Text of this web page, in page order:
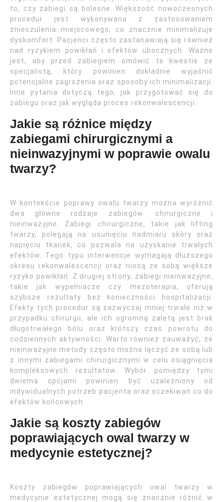
to, czy zabiegi są bolesne. Większość nowoczesnych
procedur jest wykonywana z zastosowaniem
znieczulenia miejscowego, co znacznie minimalizuje
dyskomfort. Pacjenci często zastanawiają się również
nad ryzykiem powikłań i efektów ubocznych. Ważne
jest, aby przed zabiegiem omówić te kwestie ze
specjalistą, który powinien dokładnie wyjaśnić
potencjalne zagrożenia oraz sposoby ich minimalizacji.
Inne pytania dotyczą tego, jak przygotować się do
zabiegu oraz jak wygląda proces rekonwalescencji.
Jakie są różnice między
zabiegami chirurgicznymi a
nieinwazyjnymi w poprawie owalu
twarzy?
W kontekście poprawy owalu twarzy można wyróżnić
dwa główne rodzaje zabiegów: chirurgiczne i
nieinwazyjne. Zabiegi chirurgiczne, takie jak lifting
twarzy, polegają na usunięciu nadmiaru skóry oraz
napięciu tkanek, co pozwala na uzyskanie trwałych
efektów. Tego typu interwencje wymagają dłuższego
okresu rekonwalescencji oraz niosą ze sobą większe
ryzyko powikłań. Z drugiej strony, zabiegi nieinwazyjne,
takie jak wypełniacze czy mezoterapia, oferują
szybsze rezultaty bez konieczności hospitalizacji.
Efekty tych procedur są zazwyczaj mniej trwałe niż w
przypadku chirurgii, ale ich ogromną zaletą jest brak
długotrwałego bólu oraz krótszy czas powrotu do
codziennych aktywności. Warto również zauważyć, że
nieinwazyjne metody często można łączyć ze sobą lub
z innymi zabiegami chirurgicznymi w celu osiągnięcia
kompleksowych rezultatów. Wybór pomiędzy tymi
dwiema opcjami powinien być uzależniony od
indywidualnych potrzeb pacjenta oraz oczekiwań co do
efektów końcowych.
Jakie są koszty zabiegów
poprawiających owal twarzy w
medycynie estetycznej?
Koszty zabiegów poprawiających owal twarzy w
medycynie estetycznej mogą się znacznie różnić w